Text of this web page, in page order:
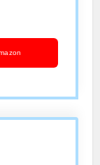
nome